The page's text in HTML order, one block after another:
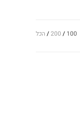
100
200 הכל